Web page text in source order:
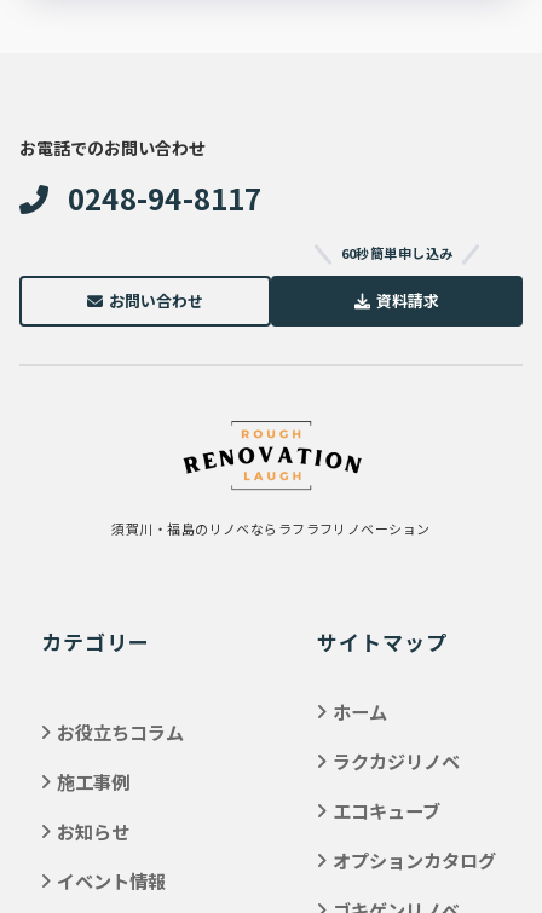
お電話でのお問い合わせ
0248-94-8117
お問い合わせ
60秒簡単申し込み
資料請求
須賀川・福島のリノベならラフラフリノベーション
カテゴリー
お役立ちコラム
施工事例
お知らせ
イベント情報
サイトマップ
ホーム
ラクカジリノベ
エコキューブ
オプションカタログ